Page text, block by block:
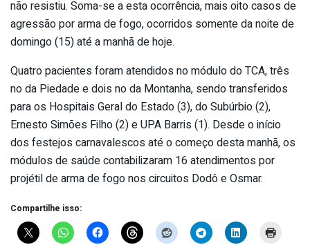
não resistiu. Soma-se a esta ocorrência, mais oito casos de
agressão por arma de fogo, ocorridos somente da noite de
domingo (15) até a manhã de hoje.
Quatro pacientes foram atendidos no módulo do TCA, três
no da Piedade e dois no da Montanha, sendo transferidos
para os Hospitais Geral do Estado (3), do Subúrbio (2),
Ernesto Simões Filho (2) e UPA Barris (1). Desde o início
dos festejos carnavalescos até o começo desta manhã, os
módulos de saúde contabilizaram 16 atendimentos por
projétil de arma de fogo nos circuitos Dodô e Osmar.
Compartilhe isso: